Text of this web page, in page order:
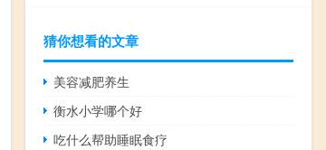
猜你想看的文章
美容减肥养生
衡水小学哪个好
吃什么帮助睡眠食疗